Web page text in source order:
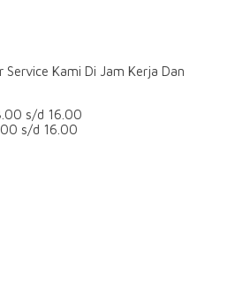
Service Kami Di Jam Kerja Dan
s/d 16.00
s/d 16.00